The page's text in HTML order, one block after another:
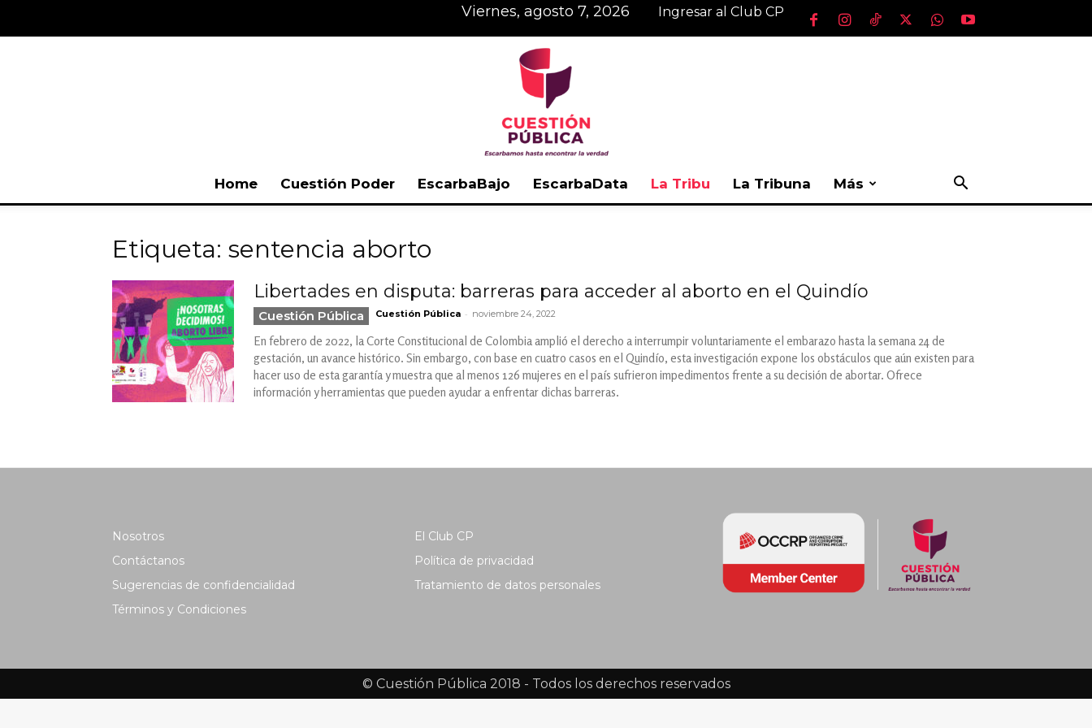
viernes, agosto 7, 2026 Ingresar al Club CP
Home Cuestión Poder EscarbaBajo EscarbaData La Tribu La Tribuna Más
Etiqueta: sentencia aborto
Libertades en disputa: barreras para acceder al aborto en el Quindío
Cuestión Pública Cuestión Pública - noviembre 24, 2022
En febrero de 2022, la Corte Constitucional de Colombia amplió el derecho a interrumpir voluntariamente el embarazo hasta la semana 24 de
gestación, un avance histórico. Sin embargo, con base en cuatro casos en el Quindío, esta investigación expone los obstáculos que aún existen para
hacer uso de esta garantía y muestra que al menos 126 mujeres en el país sufrieron impedimentos frente a su decisión de abortar. Ofrece
información y herramientas que pueden ayudar a enfrentar dichas barreras.
Nosotros
Contáctanos
Sugerencias de confidencialidad
Términos y Condiciones
El Club CP
Política de privacidad
Tratamiento de datos personales
© Cuestión Pública 2018 - Todos los derechos reservados